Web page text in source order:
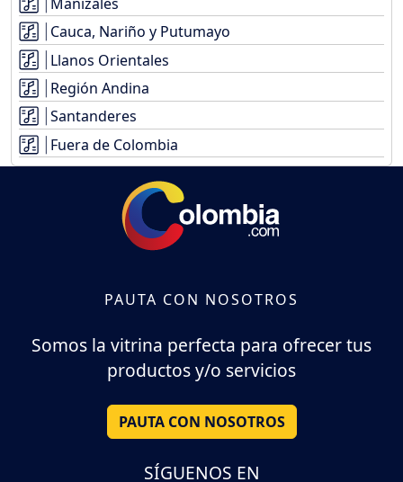
Cauca, Nariño y Putumayo
Llanos Orientales
Región Andina
Santanderes
Fuera de Colombia
PAUTA CON NOSOTROS
Somos la vitrina perfecta para ofrecer tus
productos y/o servicios
PAUTA CON NOSOTROS
SÍGUENOS EN